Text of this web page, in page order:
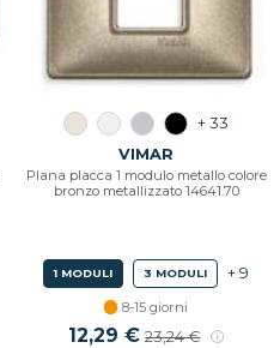
+ 33
VIMAR
Plana placca 1 modulo metallo colore
bronzo metallizzato 14641.70
1 MODULI 3 MODULI + 9
8-15 giorni
12,29 € 23,24 €